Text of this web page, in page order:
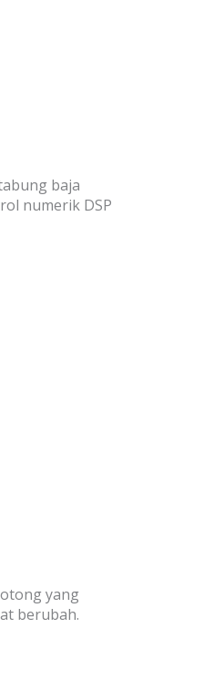
baja
numerik DSP
yang
berubah.